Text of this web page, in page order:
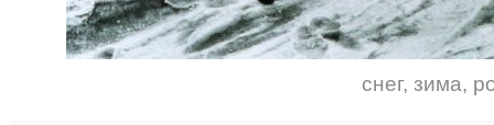
снег, зима,